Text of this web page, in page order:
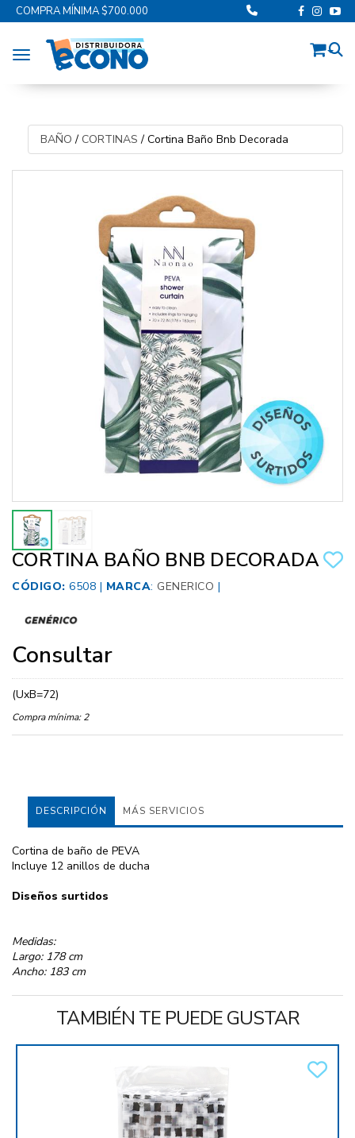
COMPRA MÍNIMA $700.000
Toggle navigation
BAÑO / CORTINAS / Cortina Baño Bnb Decorada
CORTINA BAÑO BNB DECORADA
CÓDIGO: 6508 | MARCA: GENERICO |
Consultar
(UxB=72)
Compra mínima: 2
DESCRIPCIÓN MÁS SERVICIOS
Cortina de baño de PEVA
Incluye 12 anillos de ducha
Diseños surtidos
Medidas:
Largo: 178 cm
Ancho: 183 cm
TAMBIÉN TE PUEDE GUSTAR